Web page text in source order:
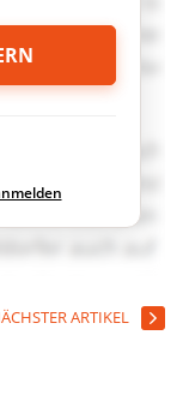
ARTIKEL